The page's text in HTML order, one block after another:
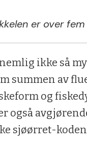
er over
ikke så
summen av
og
også
sjøørret-